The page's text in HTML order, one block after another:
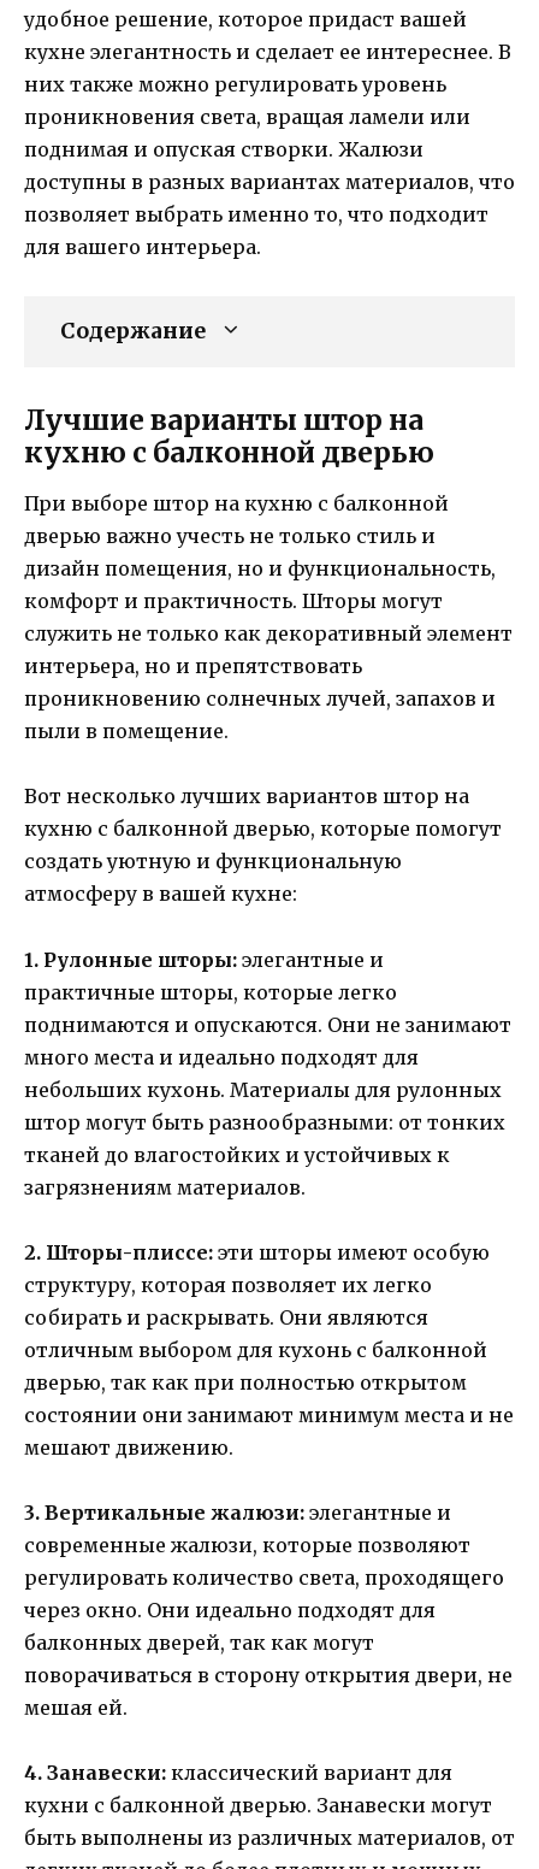
удобное решение, которое придаст вашей
кухне элегантность и сделает ее интереснее. В
них также можно регулировать уровень
проникновения света, вращая ламели или
поднимая и опуская створки. Жалюзи
доступны в разных вариантах материалов, что
позволяет выбрать именно то, что подходит
для вашего интерьера.
Содержание
Лучшие варианты штор на
кухню с балконной дверью
При выборе штор на кухню с балконной
дверью важно учесть не только стиль и
дизайн помещения, но и функциональность,
комфорт и практичность. Шторы могут
служить не только как декоративный элемент
интерьера, но и препятствовать
проникновению солнечных лучей, запахов и
пыли в помещение.
Вот несколько лучших вариантов штор на
кухню с балконной дверью, которые помогут
создать уютную и функциональную
атмосферу в вашей кухне:
1. Рулонные шторы: элегантные и
практичные шторы, которые легко
поднимаются и опускаются. Они не занимают
много места и идеально подходят для
небольших кухонь. Материалы для рулонных
штор могут быть разнообразными: от тонких
тканей до влагостойких и устойчивых к
загрязнениям материалов.
2. Шторы-плиссе: эти шторы имеют особую
структуру, которая позволяет их легко
собирать и раскрывать. Они являются
отличным выбором для кухонь с балконной
дверью, так как при полностью открытом
состоянии они занимают минимум места и не
мешают движению.
3. Вертикальные жалюзи: элегантные и
современные жалюзи, которые позволяют
регулировать количество света, проходящего
через окно. Они идеально подходят для
балконных дверей, так как могут
поворачиваться в сторону открытия двери, не
мешая ей.
4. Занавески: классический вариант для
кухни с балконной дверью. Занавески могут
быть выполнены из различных материалов, от